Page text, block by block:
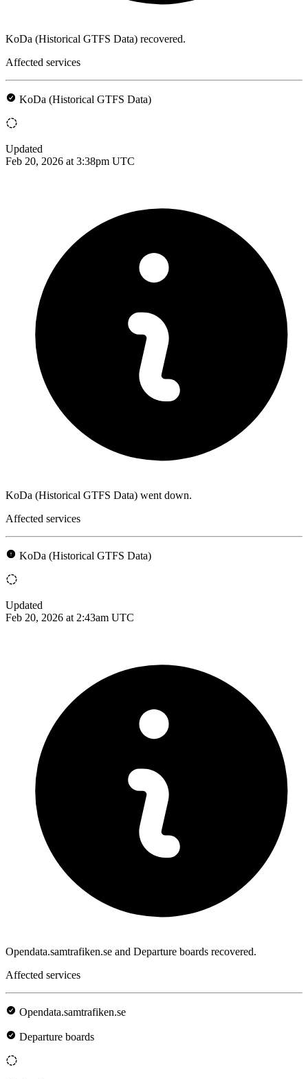
KoDa (Historical GTFS Data) recovered.
Affected services
KoDa (Historical GTFS Data)
Updated
Feb 20, 2026 at 3:38pm UTC
KoDa (Historical GTFS Data) went down.
Affected services
KoDa (Historical GTFS Data)
Updated
Feb 20, 2026 at 2:43am UTC
Opendata.samtrafiken.se and Departure boards recovered.
Affected services
Opendata.samtrafiken.se
Departure boards